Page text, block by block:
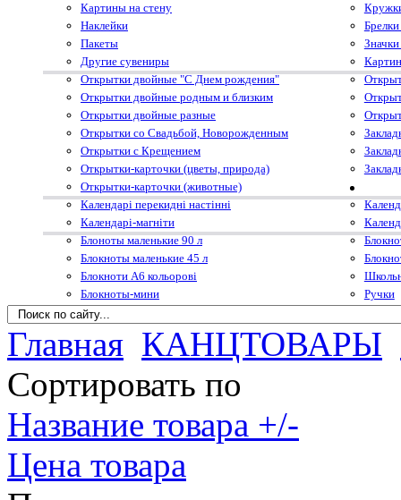
Картины на стену
Наклейки
Пакеты
Другие сувениры
Открытки двойные "С Днем рождения"
Открытки двойные родным и близким
Открытки двойные разные
Открытки со Свадьбой, Новорожденным
Открытки с Крещением
Открытки-карточки (цветы, природа)
Открытки-карточки (животные)
Календарі перекидні настінні
Календарі-магніти
Блоноты маленькие 90 л
Блокноты маленькие 45 л
Блокноти А6 кольорові
Блокноты-мини
Ручки
Главная КАНЦТОВАРЫ
Сортировать по
Название товара +/-
Цена товара